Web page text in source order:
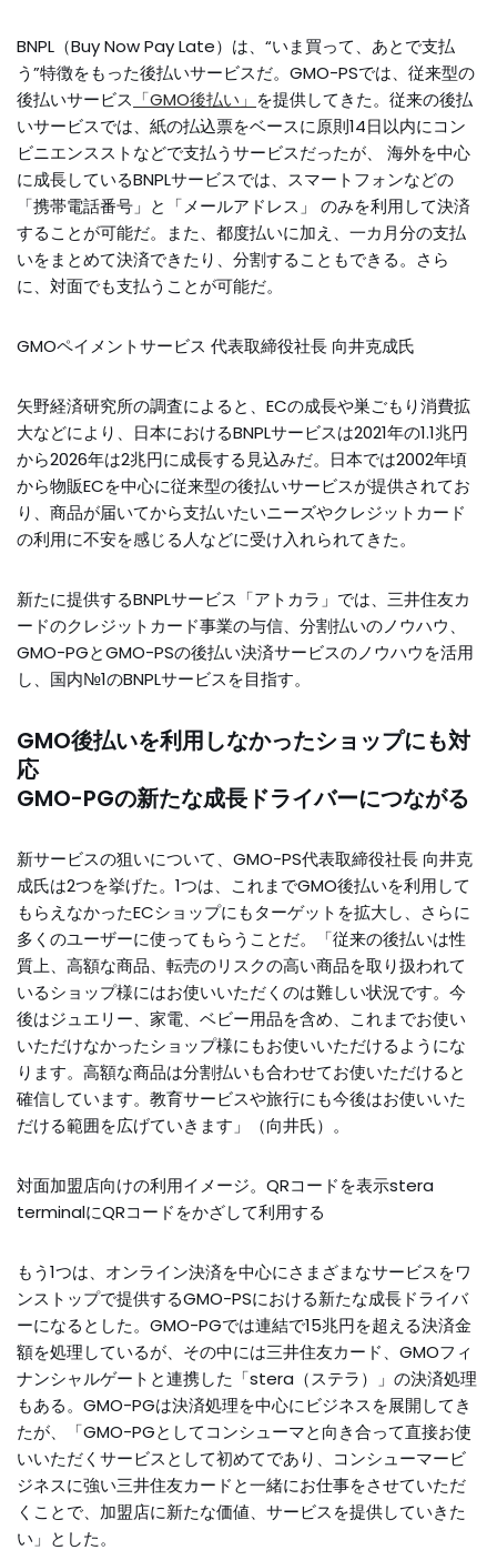
BNPL（Buy Now Pay Late）は、“いま買って、あとで支払
う”特徴をもった後払いサービスだ。GMO-PSでは、従来型の
後払いサービス 「GMO後払い」 を提供してきた。従来の後払
いサービスでは、紙の払込票をベースに原則14日以内にコン
ビニエンスストなどで支払うサービスだったが、 海外を中心
に成長しているBNPLサービスでは、スマートフォンなどの
「携帯電話番号」と「メールアドレス」 のみを利用して決済
することが可能だ。また、都度払いに加え、一カ月分の支払
いをまとめて決済できたり、分割することもできる。さら
に、対面でも支払うことが可能だ。
GMOペイメントサービス 代表取締役社長 向井克成氏
矢野経済研究所の調査によると、ECの成長や巣ごもり消費拡
大などにより、日本におけるBNPLサービスは2021年の1.1兆円
から2026年は2兆円に成長する見込みだ。日本では2002年頃
から物販ECを中心に従来型の後払いサービスが提供されてお
り、商品が届いてから支払いたいニーズやクレジットカード
の利用に不安を感じる人などに受け入れられてきた。
新たに提供するBNPLサービス「アトカラ」では、三井住友カ
ードのクレジットカード事業の与信、分割払いのノウハウ、
GMO-PGとGMO-PSの後払い決済サービスのノウハウを活用
し、国内№1のBNPLサービスを目指す。
GMO後払いを利用しなかったショップにも対
応
GMO-PGの新たな成長ドライバーにつながる
新サービスの狙いについて、GMO-PS代表取締役社長 向井克
成氏は2つを挙げた。1つは、これまでGMO後払いを利用して
もらえなかったECショップにもターゲットを拡大し、さらに
多くのユーザーに使ってもらうことだ。「従来の後払いは性
質上、高額な商品、転売のリスクの高い商品を取り扱われて
いるショップ様にはお使いいただくのは難しい状況です。今
後はジュエリー、家電、ベビー用品を含め、これまでお使い
いただけなかったショップ様にもお使いいただけるようにな
ります。高額な商品は分割払いも合わせてお使いただけると
確信しています。教育サービスや旅行にも今後はお使いいた
だける範囲を広げていきます」（向井氏）。
対面加盟店向けの利用イメージ。QRコードを表示stera
terminalにQRコードをかざして利用する
もう1つは、オンライン決済を中心にさまざまなサービスをワ
ンストップで提供するGMO-PSにおける新たな成長ドライバ
ーになるとした。GMO-PGでは連結で15兆円を超える決済金
額を処理しているが、その中には三井住友カード、GMOフィ
ナンシャルゲートと連携した「stera（ステラ）」の決済処理
もある。GMO-PGは決済処理を中心にビジネスを展開してき
たが、「GMO-PGとしてコンシューマと向き合って直接お使
いいただくサービスとして初めてであり、コンシューマービ
ジネスに強い三井住友カードと一緒にお仕事をさせていただ
くことで、加盟店に新たな価値、サービスを提供していきた
い」とした。